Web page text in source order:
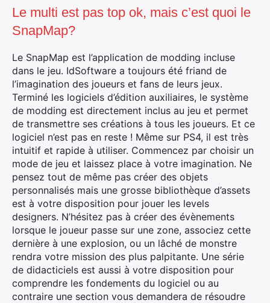
Le multi est pas top ok, mais c’est quoi le
SnapMap?
Le SnapMap est l’application de modding incluse
dans le jeu. IdSoftware a toujours été friand de
l’imagination des joueurs et fans de leurs jeux.
Terminé les logiciels d’édition auxiliaires, le système
de modding est directement inclus au jeu et permet
de transmettre ses créations à tous les joueurs. Et ce
logiciel n’est pas en reste ! Même sur PS4, il est très
intuitif et rapide à utiliser. Commencez par choisir un
mode de jeu et laissez place à votre imagination. Ne
pensez tout de même pas créer des objets
personnalisés mais une grosse bibliothèque d’assets
est à votre disposition pour jouer les levels
designers. N’hésitez pas à créer des évènements
lorsque le joueur passe sur une zone, associez cette
dernière à une explosion, ou un lâché de monstre
rendra votre mission des plus palpitante. Une série
de didacticiels est aussi à votre disposition pour
comprendre les fondements du logiciel ou au
contraire une section vous demandera de résoudre